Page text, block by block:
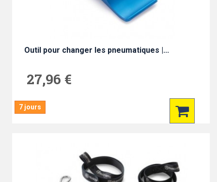
Outil pour changer les pneumatiques |...
27,96 €
7 jours